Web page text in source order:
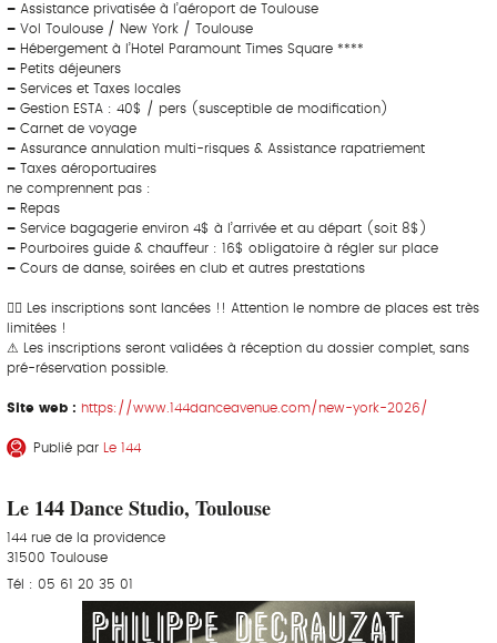
– Assistance privatisée à l’aéroport de Toulouse
– Vol Toulouse / New York / Toulouse
– Hébergement à l’Hotel Paramount Times Square ****
– Petits déjeuners
– Services et Taxes locales
– Gestion ESTA : 40$ / pers (susceptible de modification)
– Carnet de voyage
– Assurance annulation multi-risques & Assistance rapatriement
– Taxes aéroportuaires
ne comprennent pas :
– Repas
– Service bagagerie environ 4$ à l’arrivée et au départ (soit 8$)
– Pourboires guide & chauffeur : 16$ obligatoire à régler sur place
– Cours de danse, soirées en club et autres prestations
👉🏼 Les inscriptions sont lancées !! Attention le nombre de places est très
limitées !
⚠ Les inscriptions seront validées à réception du dossier complet, sans
pré-réservation possible.
Site web : https://www.144danceavenue.com/new-york-2026/
Publié par Le 144
Le 144 Dance Studio, Toulouse
144 rue de la providence
31500 Toulouse
Tél : 05 61 20 35 01